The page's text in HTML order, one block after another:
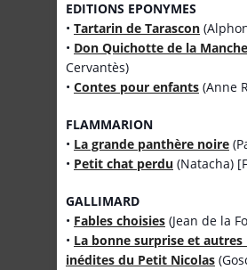
EDITIONS EPONYMES
• Tartarin de Tarascon
• Don Quichotte de la Manche
Cervantès)
• Contes pour enfants (Anne
FLAMMARION
• La grande panthère noire
• Petit chat perdu (Natacha)
GALLIMARD
• Fables choisies (Jean de la
• La bonne surprise et
inédites du Petit Nicolas